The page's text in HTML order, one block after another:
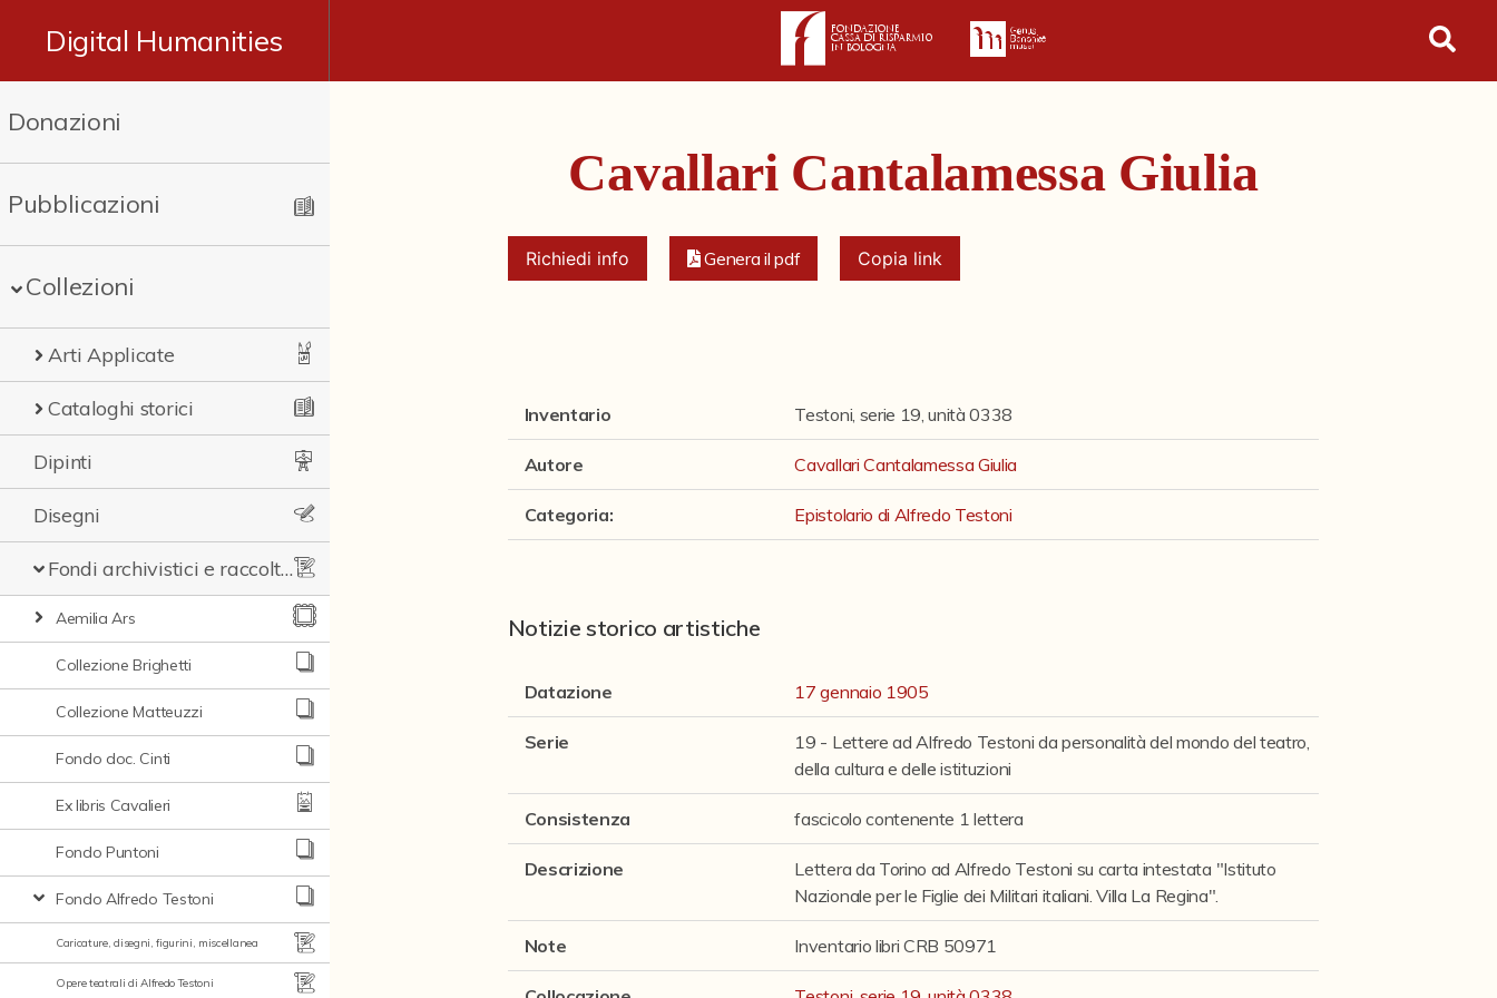
Digital Humanities
Donazioni
Pubblicazioni
Collezioni
Arti Applicate
Cataloghi storici
Dipinti
Disegni
Fondi archivistici e raccolte documentarie
Aemilia Ars
Collezione Brighetti
Collezione Matteuzzi
Fondo doc. Cinti
Ex libris Cavalieri
Fondo Puntoni
Fondo Alfredo Testoni
Caricature, disegni, figurini, miscellanea
Opere teatrali di Alfredo Testoni
Cavallari Cantalamessa Giulia
Richiedi info Genera il pdf Copia link
Inventario Testoni, serie 19, unità 0338
Autore Cavallari Cantalamessa Giulia
Categoria: Epistolario di Alfredo Testoni
Notizie storico artistiche
Datazione 17 gennaio 1905
Serie
19 - Lettere ad Alfredo Testoni da personalità del mondo del teatro,
della cultura e delle istituzioni
Consistenza fascicolo contenente 1 lettera
Descrizione
Lettera da Torino ad Alfredo Testoni su carta intestata "Istituto
Nazionale per le Figlie dei Militari italiani. Villa La Regina".
Note Inventario libri CRB 50971